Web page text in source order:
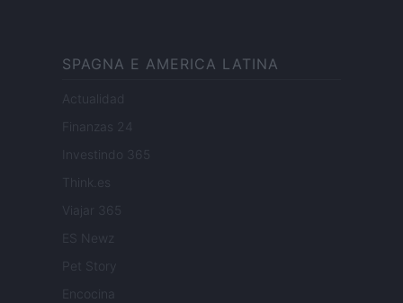
SPAGNA E AMERICA LATINA
Actualidad
Finanzas 24
Investindo 365
Think.es
Viajar 365
ES Newz
Pet Story
Encocina